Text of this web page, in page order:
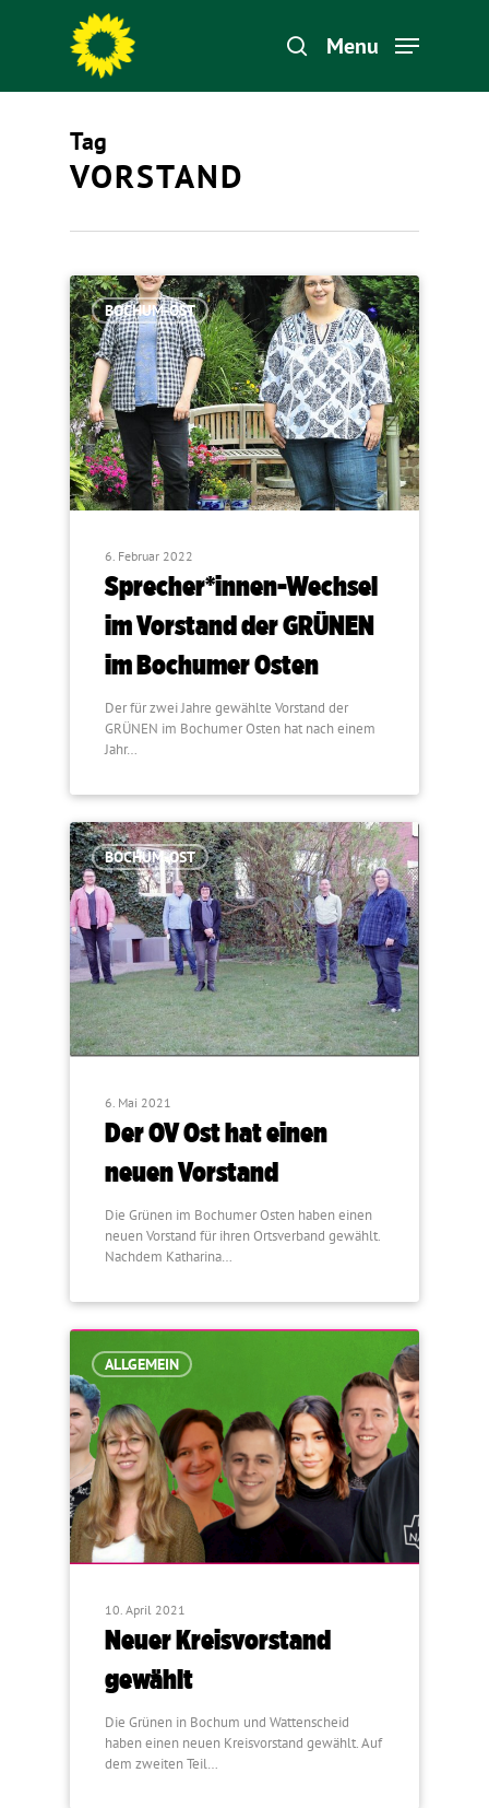
Hit enter to search or ESC to close
Menu
Tag
VORSTAND
BOCHUM-OST
6. Februar 2022
Sprecher*innen-Wechsel
im Vorstand der GRÜNEN
im Bochumer Osten
Der für zwei Jahre gewählte Vorstand der
GRÜNEN im Bochumer Osten hat nach einem
Jahr…
BOCHUM-OST
6. Mai 2021
Der OV Ost hat einen
neuen Vorstand
Die Grünen im Bochumer Osten haben einen
neuen Vorstand für ihren Ortsverband gewählt.
Nachdem Katharina…
ALLGEMEIN
10. April 2021
Neuer Kreisvorstand
gewählt
Die Grünen in Bochum und Wattenscheid
haben einen neuen Kreisvorstand gewählt. Auf
dem zweiten Teil…